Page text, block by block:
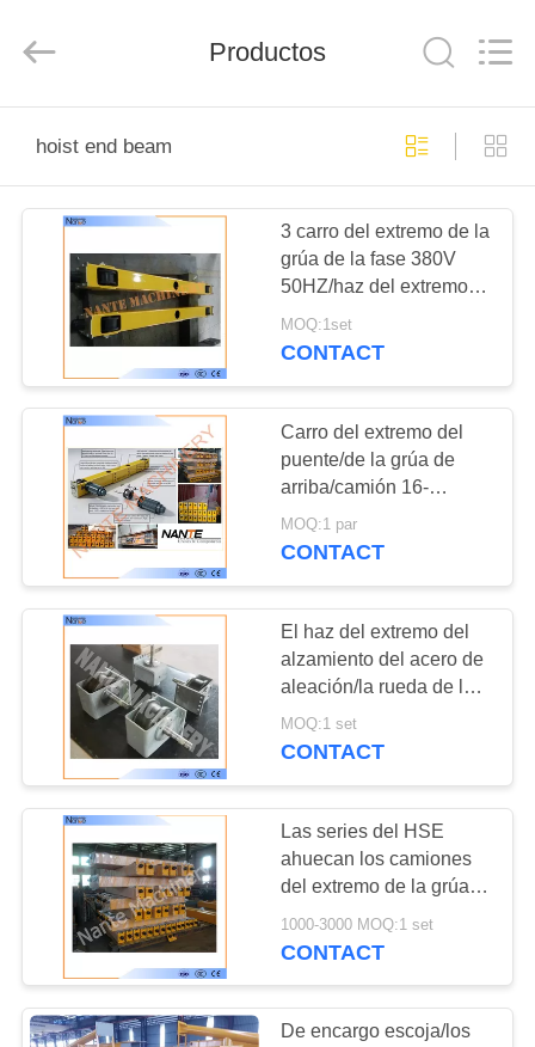
PRODUCTOS
SOBRE
NOSOTROS
VISITA
FÁBRICA
CONTROL
DE
CALIDAD
CONTÁCTENOS
SOLICITAR
UNA
COTIZACIÓN
COMPANY
NEWS
Eqiupment
Co.,Ltd..
Reserved.
Productos
hoist end beam
3 carro del extremo de la
grúa de la fase 380V
50HZ/haz del extremo
con 18m/min
independientemente
MOQ:1set
CONTACT
Carro del extremo del
puente/de la grúa de
arriba/camión 16-
22.5ton los 5.5m-16.5m
del extremo
MOQ:1 par
CONTACT
El haz del extremo del
alzamiento del acero de
aleación/la rueda de la
grúa/la forja industriales
pesados de la grúa
MOQ:1 set
CONTACT
Las series del HSE
ahuecan los camiones
del extremo de la grúa
de pórtico del carro del
extremo del eje/de la
1000-3000 MOQ:1 set
CONTACT
De encargo escoja/los